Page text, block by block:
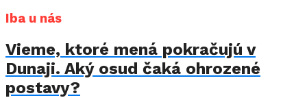
Iba u nás
Vieme, ktoré mená pokračujú v
Dunaji. Aký osud čaká ohrozené
postavy?